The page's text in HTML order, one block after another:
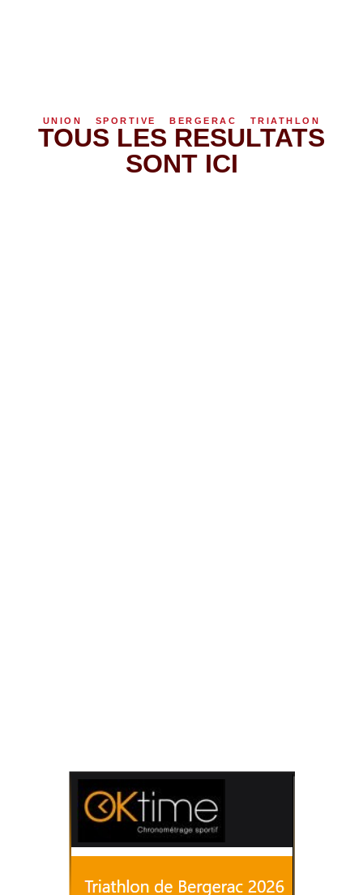
UNION SPORTIVE BERGERAC TRIATHLON
TOUS LES RESULTATS
SONT ICI